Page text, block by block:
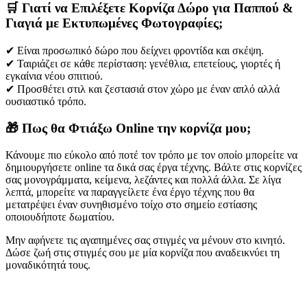
🛒 Γιατί να Επιλέξετε Κορνίζα Δώρο για Παππού &
Γιαγιά με Εκτυπωμένες Φωτογραφίες;
✔ Είναι προσωπικό δώρο που δείχνει φροντίδα και σκέψη.
✔ Ταιριάζει σε κάθε περίσταση: γενέθλια, επετείους, γιορτές ή
εγκαίνια νέου σπιτιού.
✔ Προσθέτει στιλ και ζεστασιά στον χώρο με έναν απλό αλλά
ουσιαστικό τρόπο.
🎁 Πως θα Φτιάξω Online την κορνίζα μου;
Κάνουμε πιο εύκολο από ποτέ τον τρόπο με τον οποίο μπορείτε να
δημιουργήσετε online τα δικά σας έργα τέχνης. Βάλτε στις κορνίζες
σας μονογράμματα, κείμενα, λεζάντες και πολλά άλλα. Σε λίγα
λεπτά, μπορείτε να παραγγείλετε ένα έργο τέχνης που θα
μετατρέψει έναν συνηθισμένο τοίχο στο σημείο εστίασης
οποιουδήποτε δωματίου.
Μην αφήνετε τις αγαπημένες σας στιγμές να μένουν στο κινητό.
Δώσε ζωή στις στιγμές σου με μία κορνίζα που αναδεικνύει τη
μοναδικότητά τους.